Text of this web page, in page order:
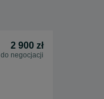
2 900 zł
do negocjacji